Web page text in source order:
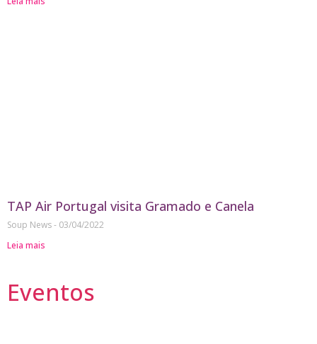
TAP Air Portugal visita Gramado e Canela
Soup News
03/04/2022
Leia mais
Eventos